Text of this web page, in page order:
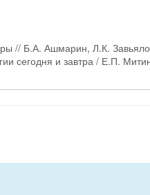
// Б.А. Ашмарин, Л.К.
сегодня и завтра / Е.П.